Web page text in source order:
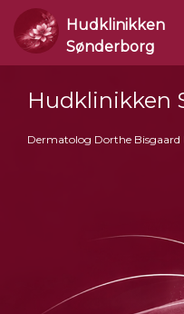
Hudklinikken
Sønderborg
Hudklinikken
Dermatolog Dorthe Bisgaard